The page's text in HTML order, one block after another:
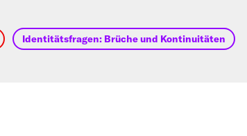
Identitätsfragen: Brüche und Kontinuitäten